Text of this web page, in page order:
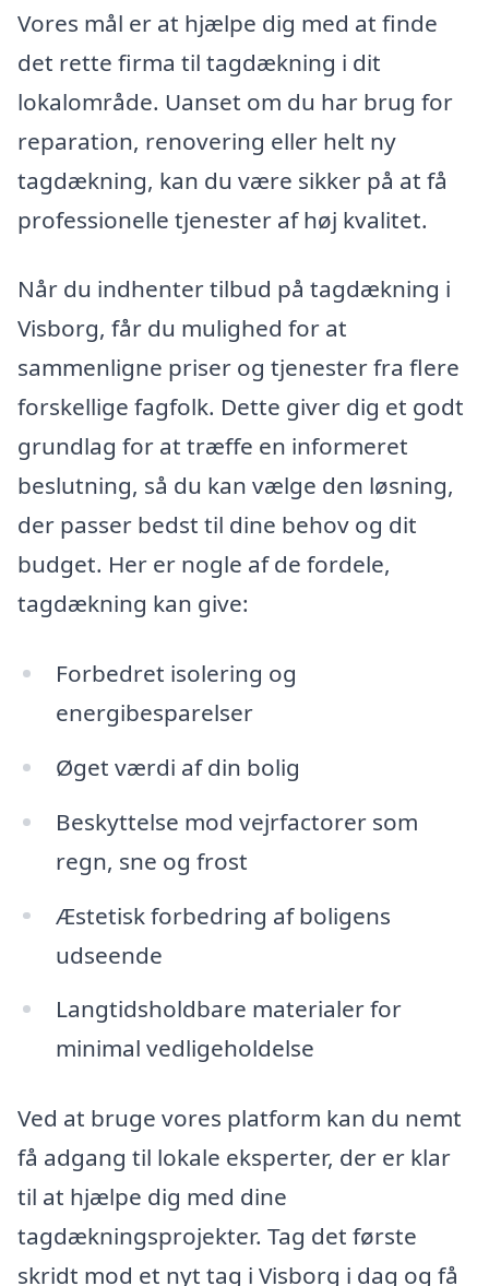
Vores mål er at hjælpe dig med at finde
det rette firma til tagdækning i dit
lokalområde. Uanset om du har brug for
reparation, renovering eller helt ny
tagdækning, kan du være sikker på at få
professionelle tjenester af høj kvalitet.
Når du indhenter tilbud på tagdækning i
Visborg, får du mulighed for at
sammenligne priser og tjenester fra flere
forskellige fagfolk. Dette giver dig et godt
grundlag for at træffe en informeret
beslutning, så du kan vælge den løsning,
der passer bedst til dine behov og dit
budget. Her er nogle af de fordele,
tagdækning kan give:
Forbedret isolering og
energibesparelser
Øget værdi af din bolig
Beskyttelse mod vejrfactorer som
regn, sne og frost
Æstetisk forbedring af boligens
udseende
Langtidsholdbare materialer for
minimal vedligeholdelse
Ved at bruge vores platform kan du nemt
få adgang til lokale eksperter, der er klar
til at hjælpe dig med dine
tagdækningsprojekter. Tag det første
skridt mod et nyt tag i Visborg i dag og få